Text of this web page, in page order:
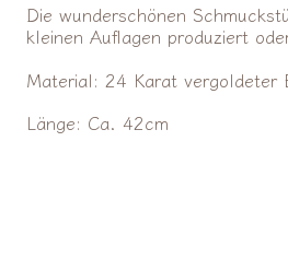
Die wunderschönen
kleinen Auflagen produziert
Material: 24 Karat vergoldeter
Länge: Ca. 42cm